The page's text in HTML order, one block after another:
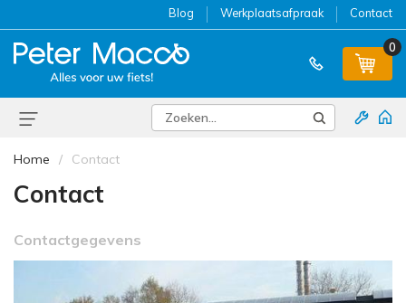
Blog Werkplaatsafpraak Contact
0
Home Contact
Contact
Contactgegevens